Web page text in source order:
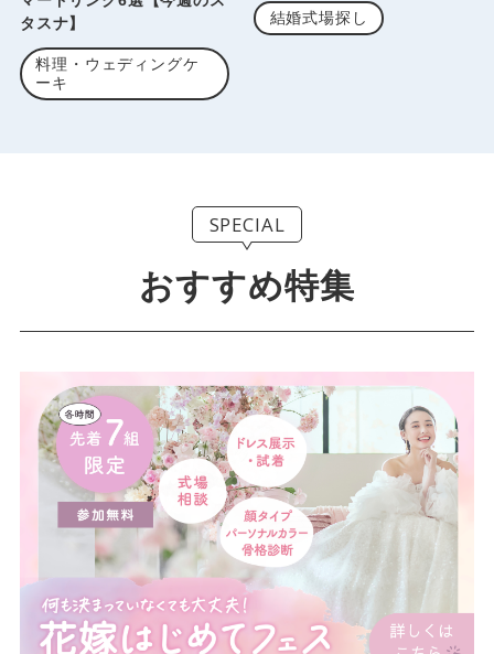
タスナ】
料理・ウェディングケ
ーキ
結婚式場探し
SPECIAL
おすすめ特集